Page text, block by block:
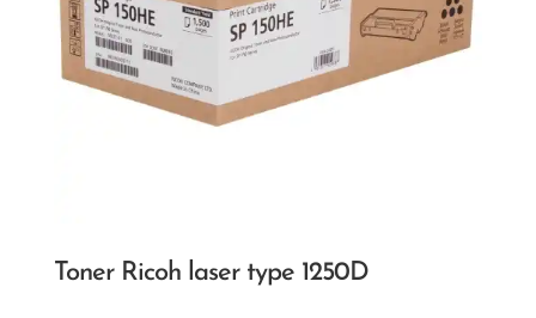
Toner Ricoh laser type 1250D